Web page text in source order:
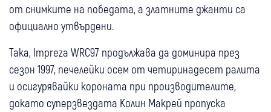
от снимките на победата, а златните джанти са
официално утвърдени.
Така, Impreza WRC97 продължава да доминира през
сезон 1997, печелейки осем от четиринадесет ралита
и осигурявайки короната при производителите,
докато суперзвездата Колин Макрей пропуска